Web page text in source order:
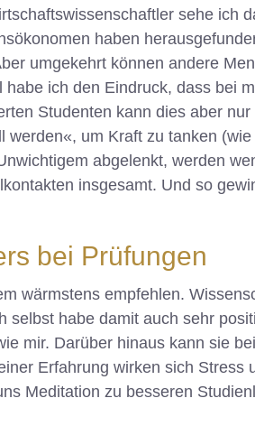
sehe ich
haben
umgekehrt können andere
ich den Eindruck, dass bei
Studenten kann dies aber
um Kraft zu tanken
abgelenkt, werden
insgesamt. Und so
bei Prüfungen
wärmstens empfehlen.
habe damit auch sehr
mir. Darüber hinaus kann sie
Erfahrung wirken sich Stress
Meditation zu besseren